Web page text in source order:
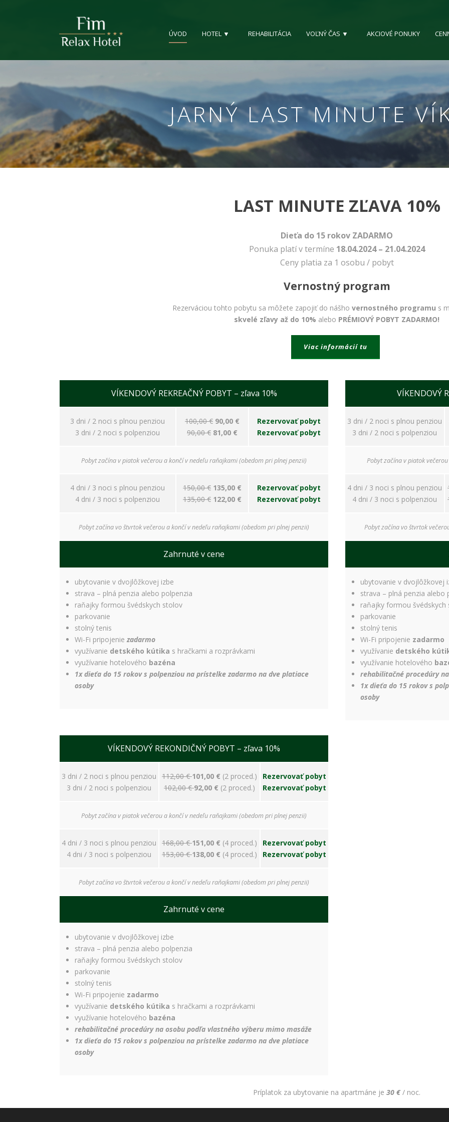
ÚVOD HOTEL ▼ REHABILITÁCIA VOĽNÝ ČAS ▼ AKCIOVÉ PONUKY
JARNÝ LAST MINUTE
LAST MINUTE ZĽAVA 10%
Dieťa do 15 rokov ZADARMO
Ponuka platí v termíne 18.04.2024 – 21.04.2024
Ceny platia za 1 osobu / pobyt
Vernostný program
Rezerváciou tohto pobytu sa môžete zapojiť do nášho vernostného programu s
skvelé zľavy až do 10% alebo PRÉMIOVÝ POBYT ZADARMO!
Viac informácií tu
VÍKENDOVÝ REKREAČNÝ POBYT – zľava 10%
3 dni / 2 noci s plnou penziou
3 dni / 2 noci s polpenziou
100,00 € 90,00 €
90,00 € 81,00 €
Rezervovať pobyt
Rezervovať pobyt
Pobyt začína v piatok večerou a končí v nedeľu raňajkami (obedom pri plnej penzii)
4 dni / 3 noci s plnou penziou
4 dni / 3 noci s polpenziou
150,00 € 135,00 €
135,00 € 122,00 €
Rezervovať pobyt
Rezervovať pobyt
Pobyt začína vo štvrtok večerou a končí v nedeľu raňajkami (obedom pri plnej penzii)
Zahrnuté v cene
ubytovanie v dvojlôžkovej izbe
strava – plná penzia alebo polpenzia
raňajky formou švédskych stolov
parkovanie
stolný tenis
Wi-Fi pripojeniezadarmo
využívanie detského kútika s hračkami a rozprávkami
využívanie hotelového bazéna
1x dieťa do 15 rokov s polpenziou na prístelke zadarmo na dve platiace
osoby
VÍKENDOVÝ
3 dni / 2 noci s plnou penziou
3 dni / 2 noci s polpenziou
Pobyt začína v piatok
4 dni / 3 noci s plnou penziou
4 dni / 3 noci s polpenziou
Pobyt začína vo štvrtok
ubytovanie v dvojlôžkovej
strava – plná penzia alebo
raňajky formou švédskych
parkovanie
stolný tenis
Wi-Fi pripojenie zadarmo
využívanie detského
využívanie hotelového
rehabilitačné procedúry
1x dieťa do 15 rokov s
osoby
VÍKENDOVÝ REKONDIČNÝ POBYT – zľava 10%
3 dni / 2 noci s plnou penziou
3 dni / 2 noci s polpenziou
112,00 €101,00 € (2 proced.)
102,00 €92,00 € (2 proced.)
Rezervovať pobyt
Rezervovať pobyt
Pobyt začína v piatok večerou a končí v nedeľu raňajkami (obedom pri plnej penzii)
4 dni / 3 noci s plnou penziou
4 dni / 3 noci s polpenziou
168,00 €151,00 € (4 proced.)
153,00 €138,00 € (4 proced.)
Rezervovať pobyt
Rezervovať pobyt
Pobyt začína vo štvrtok večerou a končí v nedeľu raňajkami (obedom pri plnej penzii)
Zahrnuté v cene
ubytovanie v dvojlôžkovej izbe
strava – plná penzia alebo polpenzia
raňajky formou švédskych stolov
parkovanie
stolný tenis
Wi-Fi pripojenie zadarmo
využívanie detského kútika s hračkami a rozprávkami
využívanie hotelového bazéna
rehabilitačné procedúry na osobu podľa vlastného výberu mimo masáže
1x dieťa do 15 rokov s polpenziou na prístelke zadarmo na dve platiace
osoby
Príplatok za ubytovanie na apartmáne je 30 € / noc.
Nevyhnutné
pre správne
Zahŕňajú
napríklad
nastavenia
formulárov.
Bez týchto
nemohla
základ:
oprávnený
záujem
Štatistiky
Pomáhajú
nám
porozumieť,
ako
návštevníci
používajú
našu stránku,
zobrazovanie